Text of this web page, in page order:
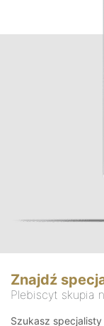
Znajdź
Plebiscyt skupia
Szukasz